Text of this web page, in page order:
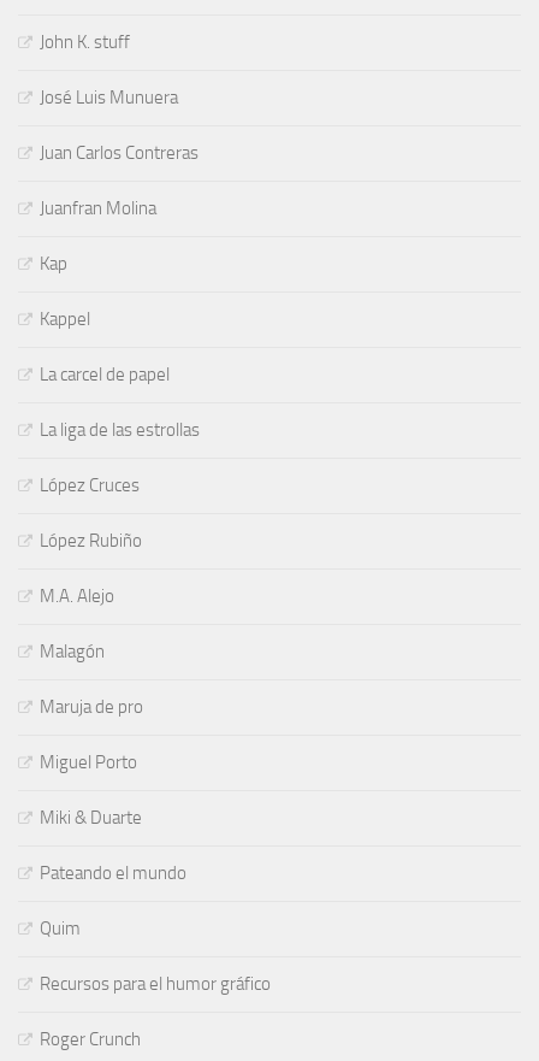
John K. stuff
José Luis Munuera
Juan Carlos Contreras
Juanfran Molina
Kap
Kappel
La carcel de papel
La liga de las estrollas
López Cruces
López Rubiño
M.A. Alejo
Malagón
Maruja de pro
Miguel Porto
Miki & Duarte
Pateando el mundo
Quim
Recursos para el humor gráfico
Roger Crunch